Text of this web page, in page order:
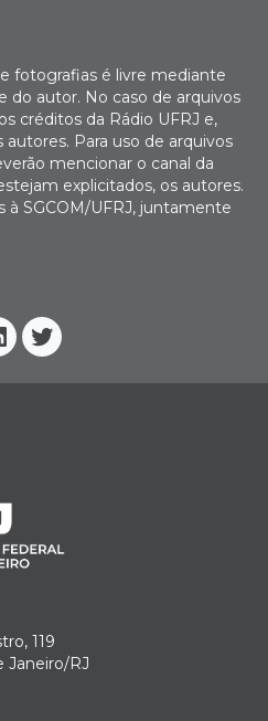
Twitter
fotografias é livre mediante
do autor. No caso de arquivos
créditos da Rádio UFRJ e,
Para uso de arquivos
mencionar o canal da
explicitados, os autores.
à SGCOM/UFRJ, juntamente
119
Janeiro/RJ